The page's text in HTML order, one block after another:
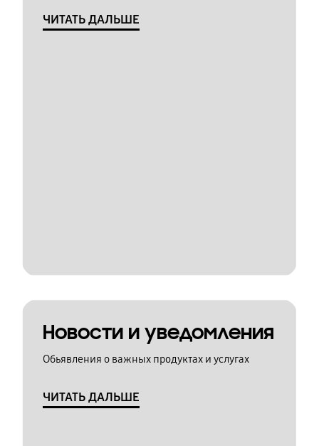
ЧИТАТЬ ДАЛЬШЕ
Новости и уведомления
Обьявления о важных продуктах и услугах
ЧИТАТЬ ДАЛЬШЕ